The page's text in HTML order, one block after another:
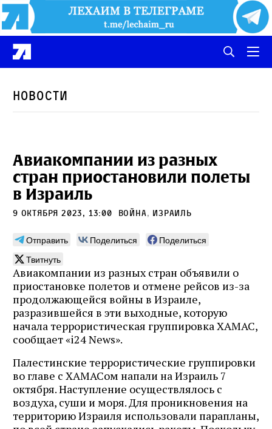
Новости
Авиакомпании из разных
стран приостановили полеты
в Израиль
9 октября 2023, 13:00 война, Израиль
Отправить Поделиться
Поделиться
Твитнуть
Авиакомпании из разных стран объявили о
приостановке полетов и отмене рейсов из-за
продолжающейся войны в Израиле,
разразившейся в эти выходные, которую
начала террористическая группировка ХАМАС,
сообщает «i24 News».
Палестинские террористические группировки
во главе с ХАМАСом напали на Израиль 7
октября. Наступление осуществлялось с
воздуха, суши и моря. Для проникновения на
территорию Израиля использовали парапланы,